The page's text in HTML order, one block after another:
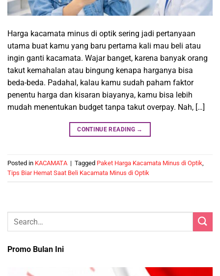
Harga kacamata minus di optik sering jadi pertanyaan
utama buat kamu yang baru pertama kali mau beli atau
ingin ganti kacamata. Wajar banget, karena banyak orang
takut kemahalan atau bingung kenapa harganya bisa
beda-beda. Padahal, kalau kamu sudah paham faktor
penentu harga dan kisaran biayanya, kamu bisa lebih
mudah menentukan budget tanpa takut overpay. Nah, […]
CONTINUE READING →
Posted in KACAMATA | Tagged Paket Harga Kacamata Minus di Optik
Tips Biar Hemat Saat Beli Kacamata Minus di Optik
Promo Bulan Ini